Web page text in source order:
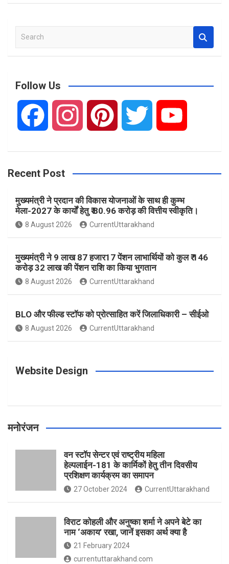
a
c
Follow Us
c
e
b
o
k
s
t
a
g
a
n
t
e
r
s
i
t
t
e
u
T
u
Recent Post
मुख्यमंत्री ने प्रदान की विकास योजनाओं के साथ ही कुम्भ
मेला-2027 के कार्यों हेतु ₹ 80.96 करोड़ की वित्तीय स्वीकृति।
8 August 2026 CurrentUttarakhand
मुख्यमंत्री ने 9 लाख 87 हजार17 पेंशन लाभार्थियों को कुल ₹ 146
करोड़ 32 लाख की पेंशन राशि का किया भुगतान
8 August 2026 CurrentUttarakhand
BLO और फील्ड स्टॉफ को प्रोत्साहित करें जिलाधिकारी – सीईओ
8 August 2026 CurrentUttarakhand
Website Design
मनोरंजन
वन स्टॉप सेन्टर एवं राष्ट्रीय महिला
हेल्पलाईन-181 के कार्मिकों हेतु तीन दिवसीय
प्रशिक्षण कार्यक्रम का समापन
27 October 2024 CurrentUttarakhand
विराट कोहली और अनुष्का शर्मा ने अपने बेटे का
नाम ‘अकाय’ रखा, जानें इसका अर्थ क्‍या है
21 February 2024
currentuttarakhand.com